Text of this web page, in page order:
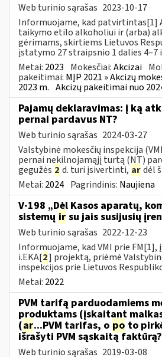
Web turinio sąrašas 2023-10-17
Informuojame, kad patvirtintas[1]
taikymo etilo alkoholiui ir (arba)
gėrimams, skirtiems Lietuvos
įstatymo 27 straipsnio 1 dalies 4–7
Metai: 2023 Mokesčiai:Akcizai
pakeitimai: MĮP 2021 » Akcizų
2023 m. Akcizų pakeitimai nuo
Pajamų deklaravimas: į ką
pernai pardavus NT?
Web turinio sąrašas 2024-03-27
Valstybinė mokesčių inspekcija
pernai nekilnojamąjį turtą (NT)
gegužės 2 d. turi įsivertinti, ardėl
Metai: 2024 Pagrindinis: Naujiena
V-198 „Dėl Kasos aparatų,
sistemų ir su jais susijusių
Web turinio sąrašas 2022-12-23
Informuojame, kad VMI prie FM[1],
i.EKA[2] projektą, priėmė
inspekcijos prie Lietuvos
Metai: 2022
PVM tarifą parduodamiems
produktams (įskaitant
(ar...PVM tarifas, o po to
išrašyti PVM sąskaitą faktūrą?
Web turinio sąrašas 2019-03-08